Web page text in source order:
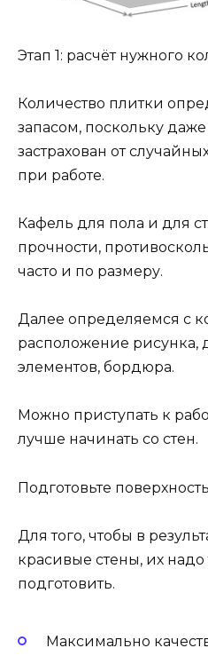
Этап 1: расчёт нужного
Количество плитки
запасом, поскольку
застрахован от
при работе.
Кафель для пола и для
прочности,
часто и по размеру.
Далее определяемся с
расположение рисунка,
элементов, бордюра.
Можно приступать к
лучше начинать со стен.
Подготовьте
Для того, чтобы в
красивые стены, их надо
подготовить.
Максимально